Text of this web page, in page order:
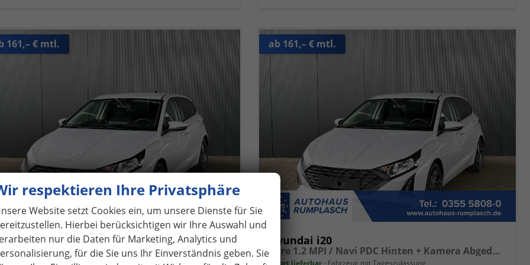
161,– € mtl.
i20
Pure 1.2 MPI / Navi PDC Hinten + Kamera Abgedunkelte Scheiben Tempomat Alu 16"
ab 161,– € mtl.
Hyundai i20
Pure 1.2 MPI / Navi PDC Hinten + Kamera Abgedunkelte Scheiben Tempomat Alu 16"
respektieren Ihre Privatsphäre
Website setzt Cookies ein, um unsere Dienste für Sie
Hierbei berücksichtigen wir Ihre Auswahl und
nur die Daten für Marketing, Analytics und
für die Sie uns Ihr Einverständnis geben. Sie